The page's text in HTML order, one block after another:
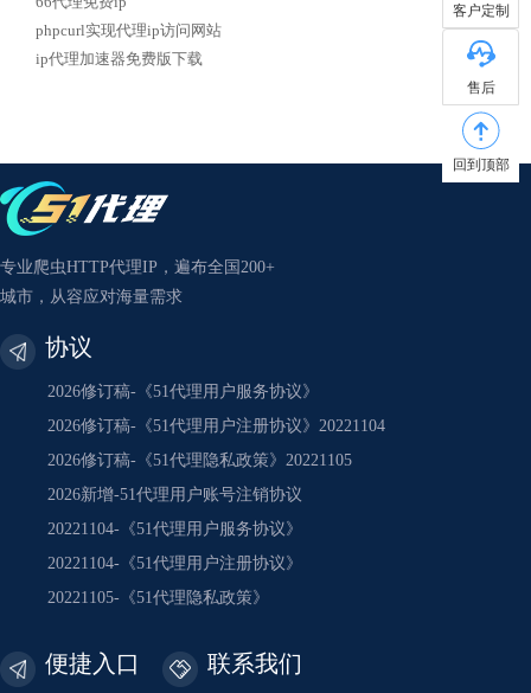
phpcurl实现代理ip访问网站
ip代理加速器免费版下载
客户定制
售后
回到顶部
专业爬虫HTTP代理IP，遍布全国200+
城市，从容应对海量需求
协议
2026修订稿-《51代理用户服务协议》
2026修订稿-《51代理用户注册协议》20221104
2026修订稿-《51代理隐私政策》20221105
2026新增-51代理用户账号注销协议
20221104-《51代理用户服务协议》
20221104-《51代理用户注册协议》
20221105-《51代理隐私政策》
便捷入口 联系我们